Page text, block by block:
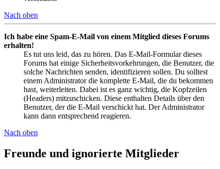
Nach oben
Ich habe eine Spam-E-Mail von einem Mitglied dieses Forums
erhalten!
Es tut uns leid, das zu hören. Das E-Mail-Formular dieses
Forums hat einige Sicherheitsvorkehrungen, die Benutzer, die
solche Nachrichten senden, identifizieren sollen. Du solltest
einem Administrator die komplette E-Mail, die du bekommen
hast, weiterleiten. Dabei ist es ganz wichtig, die Kopfzeilen
(Headers) mitzuschicken. Diese enthalten Details über den
Benutzer, der die E-Mail verschickt hat. Der Administrator
kann dann entsprechend reagieren.
Nach oben
Freunde und ignorierte Mitglieder